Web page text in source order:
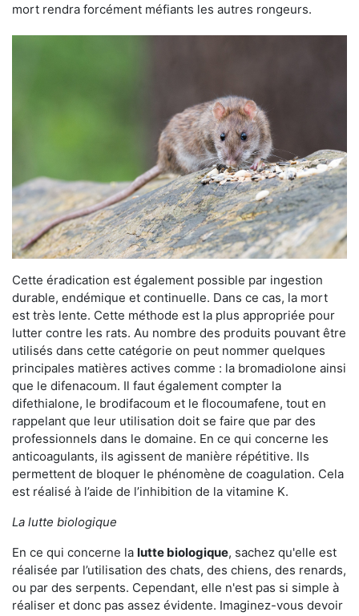
mort rendra forcément méfiants les autres rongeurs.
Cette éradication est également possible par ingestion
durable, endémique et continuelle. Dans ce cas, la mort
est très lente. Cette méthode est la plus appropriée pour
lutter contre les rats. Au nombre des produits pouvant être
utilisés dans cette catégorie on peut nommer quelques
principales matières actives comme : la bromadiolone ainsi
que le difenacoum. Il faut également compter la
difethialone, le brodifacoum et le flocoumafene, tout en
rappelant que leur utilisation doit se faire que par des
professionnels dans le domaine. En ce qui concerne les
anticoagulants, ils agissent de manière répétitive. Ils
permettent de bloquer le phénomène de coagulation. Cela
est réalisé à l’aide de l’inhibition de la vitamine K.
La lutte biologique
En ce qui concerne la lutte biologique, sachez qu'elle est
réalisée par l’utilisation des chats, des chiens, des renards,
ou par des serpents. Cependant, elle n'est pas si simple à
réaliser et donc pas assez évidente. Imaginez-vous devoir